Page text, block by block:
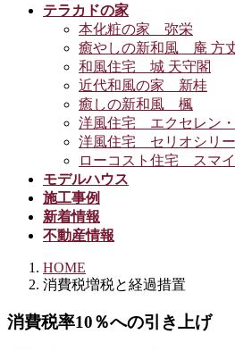
テラカドの家
本化粧の家 弥栄
癒やしの新和風 庵 方
和風住宅 城 天守閣
近代和風の家 新桂
癒しの新和風 楓
洋風住宅 エクセレン
洋風住宅 セリオシリ
ローコスト住宅 スマ
モデルハウス
施工事例
新着情報
不動産情報
HOME
消費税増税と経過措置
消費税率10％への引き上げ